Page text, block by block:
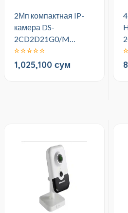
2Мп компактная IP-
камера DS-
2CD2D21G0/M…
1,025,100 сум